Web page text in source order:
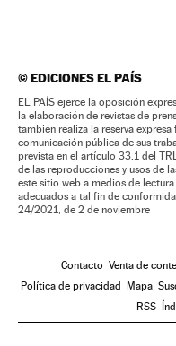
©EDICIONES EL PAÍS
EL PAÍS ejerce la oposición
la elaboración de revistas de
también realiza la reserva
comunicación pública de sus
prevista en el artículo 33.1 del
de las reproducciones y usos de
este sitio web a medios de
adecuados a tal fin de
24/2021, de 2 de noviembre
Contacto Venta de
Política de privacidad Mapa
RSS